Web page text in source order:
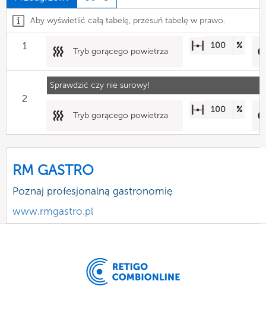
Aby wyświetlić całą tabelę, przesuń tabelę w prawo.
1 Tryb gorącego powietrza
100 %
Sprawdzić czy nie surowy!
2
Tryb gorącego powietrza
100 %
RM GASTRO
Poznaj profesjonalną gastronomię
www.rmgastro.pl